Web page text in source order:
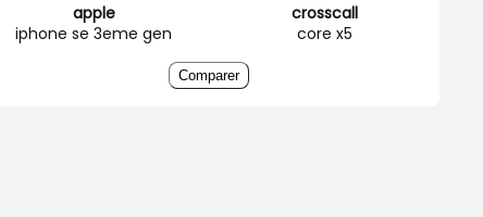
apple
iphone se 3eme gen
crosscall
core x5
Comparer